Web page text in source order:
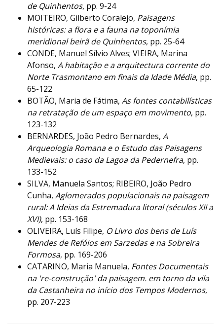
de Quinhentos, pp. 9-24
MOITEIRO, Gilberto Coralejo, Paisagens
históricas: a flora e a fauna na toponímia
meridional beirã de Quinhentos, pp. 25-64
CONDE, Manuel Sílvio Alves; VIEIRA, Marina
Afonso, A habitação e a arquitectura corrente do
Norte Trasmontano em finais da Idade Média, pp.
65-122
BOTÃO, Maria de Fátima, As fontes contabilísticas
na retratação de um espaço em movimento, pp.
123-132
BERNARDES, João Pedro Bernardes, A
Arqueologia Romana e o Estudo das Paisagens
Medievais: o caso da Lagoa da Pedernefra, pp.
133-152
SILVA, Manuela Santos; RIBEIRO, João Pedro
Cunha, Aglomerados populacionais na paisagem
rural: A Ideias da Estremadura litoral (séculos XII a
XVI), pp. 153-168
OLIVEIRA, Luís Filipe, O Livro dos bens de Luís
Mendes de Refóios em Sarzedas e na Sobreira
Formosa, pp. 169-206
CATARINO, Maria Manuela, Fontes Documentais
na 're-construção' da paisagem. em torno da vila
da Castanheira no início dos Tempos Modernos,
pp. 207-223